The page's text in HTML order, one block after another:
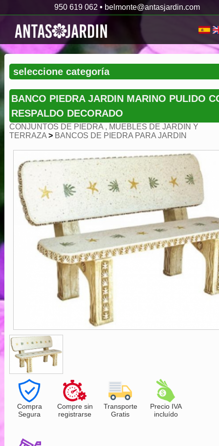
950 619 062 • belmonte@antasjardin.com
BANCO PIEDRA JARDIN MARINO PULIDO
RESPALDO DECORADO
CONJUNTOS DE PIEDRA , MUEBLES DE JARDIN Y
TERRAZA > BANCOS DE PIEDRA PARA JARDIN
Compra
Segura
Compre sin
registrarse
Transporte
Gratis
Precio IVA
incluído